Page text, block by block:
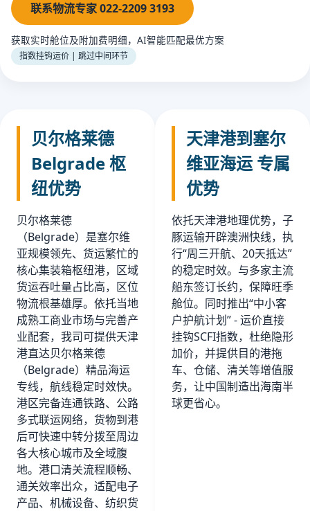
联系物流专家 022-2209 3193
获取实时舱位及附加费明细，AI智能匹配最优方案
指数挂钩运价 | 跳过中间环节
贝尔格莱德
Belgrade 枢
纽优势
贝尔格莱德
（Belgrade）是塞尔维
亚规模领先、货运繁忙的
核心集装箱枢纽港，区域
货运吞吐量占比高，区位
物流根基雄厚。依托当地
成熟工商业市场与完善产
业配套，我司可提供天津
港直达贝尔格莱德
（Belgrade）精品海运
专线，航线稳定时效快。
港区完备连通铁路、公路
多式联运网络，货物到港
后可快速中转分拨至周边
各大核心城市及全域腹
地。港口清关流程顺畅、
通关效率出众，适配电子
产品、机械设备、纺织货
天津港到塞尔
维亚海运 专属
优势
依托天津港地理优势，子
豚运输开辟澳洲快线，执
行“周三开航、20天抵达”
的稳定时效。与多家主流
船东签订长约，保障旺季
舱位。同时推出“中小客
户护航计划” - 运价直接
挂钩SCFI指数，杜绝隐形
加价，并提供目的港拖
车、仓储、清关等增值服
务，让中国制造出海南半
球更省心。